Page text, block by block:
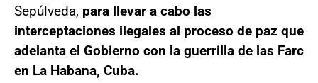
Sepúlveda, para llevar a cabo las
interceptaciones ilegales al proceso de paz que
adelanta el Gobierno con la guerrilla de las Farc
en La Habana, Cuba.